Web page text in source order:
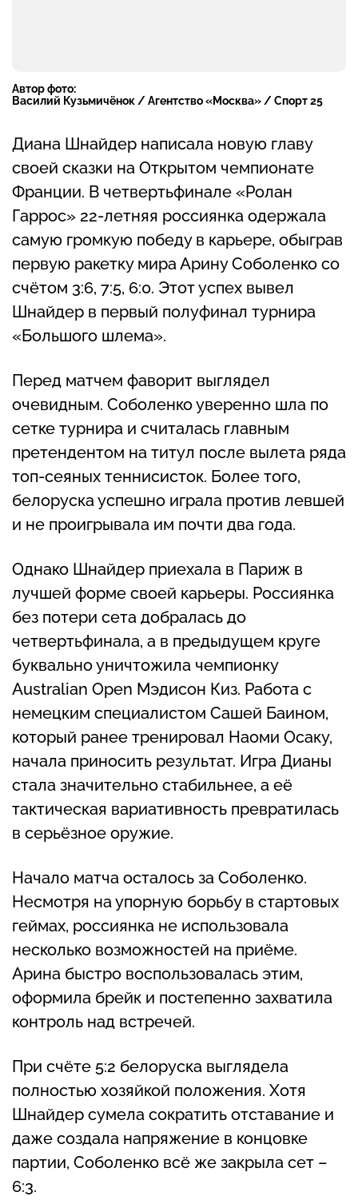
Автор фото:
Василий Кузьмичёнок / Агентство «Москва» / Спорт 25
Диана Шнайдер написала новую главу
своей сказки на Открытом чемпионате
Франции. В четвертьфинале «Ролан
Гаррос» 22-летняя россиянка одержала
самую громкую победу в карьере, обыграв
первую ракетку мира Арину Соболенко со
счётом 3:6, 7:5, 6:0. Этот успех вывел
Шнайдер в первый полуфинал турнира
«Большого шлема».
Перед матчем фаворит выглядел
очевидным. Соболенко уверенно шла по
сетке турнира и считалась главным
претендентом на титул после вылета ряда
топ-сеяных теннисисток. Более того,
белоруска успешно играла против левшей
и не проигрывала им почти два года.
Однако Шнайдер приехала в Париж в
лучшей форме своей карьеры. Россиянка
без потери сета добралась до
четвертьфинала, а в предыдущем круге
буквально уничтожила чемпионку
Australian Open Мэдисон Киз. Работа с
немецким специалистом Сашей Баином,
который ранее тренировал Наоми Осаку,
начала приносить результат. Игра Дианы
стала значительно стабильнее, а её
тактическая вариативность превратилась
в серьёзное оружие.
Начало матча осталось за Соболенко.
Несмотря на упорную борьбу в стартовых
геймах, россиянка не использовала
несколько возможностей на приёме.
Арина быстро воспользовалась этим,
оформила брейк и постепенно захватила
контроль над встречей.
При счёте 5:2 белоруска выглядела
полностью хозяйкой положения. Хотя
Шнайдер сумела сократить отставание и
даже создала напряжение в концовке
партии, Соболенко всё же закрыла сет –
6:3.